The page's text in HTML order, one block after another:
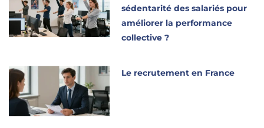
sédentarité des salariés pour
améliorer la performance
collective ?
Le recrutement en France